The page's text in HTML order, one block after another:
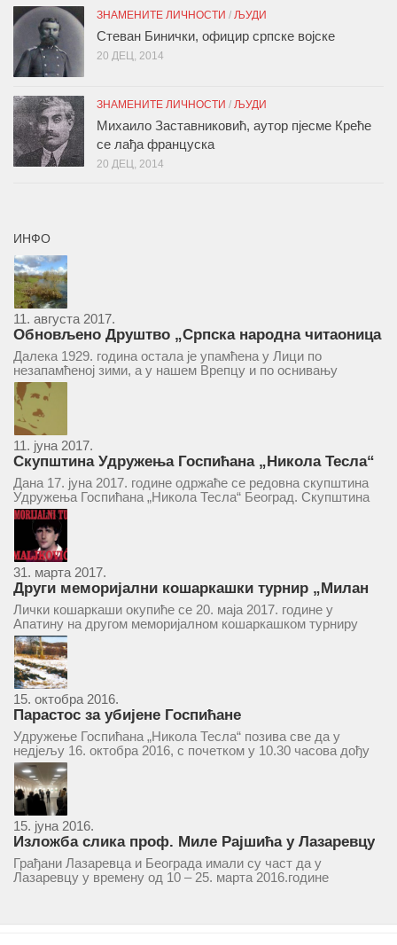
ЗНАМЕНИТЕ ЛИЧНОСТИ / ЉУДИ
Стеван Бинички, официр српске војске
20 ДЕЦ, 2014
ЗНАМЕНИТЕ ЛИЧНОСТИ / ЉУДИ
Михаило Заставниковић, аутор пјесме Креће
се лађа француска
20 ДЕЦ, 2014
ИНФО
11. августа 2017.
Обновљено Друштво „Српска народна читаоница
и књижница“ у Врепцу
Далека 1929. година остала је упамћена у Лици по
незапамћеној зими, а у нашем Врепцу и по оснивању
Друштва „Српска народна читаоница и књижница у
Врепцу“. Потакнути потребом за културним и духовним
уздизањем група...
11. јуна 2017.
Скупштина Удружења Госпићана „Никола Тесла“
у суботу 17. јуна 2017.
Дана 17. јуна 2017. године одржаће се редовна скупштина
Удружења Госпићана „Никола Тесла“ Београд. Скупштина
ће се одржати у простору ресторана „Тесла“, Савски трг бр.
9 Београд, у 11 часова. За Скупштину је предложен...
31. марта 2017.
Други меморијални кошаркашки турнир „Милан
Маљковић Маљак“ у Апатину 20. маја 2017.
Лички кошаркаши окупиће се 20. маја 2017. године у
Апатину на другом меморијалном кошаркашком турниру
„Милан Маљковић Маљак“. Као и прошле године,
учествоваће екипе Госпића, Личког Осика, Плашког, као и
комбинована екипа кошаркаша из...
15. октобра 2016.
Парастос за убијене Госпићане
Удружење Госпићана „Никола Тесла“ позива све да у
недјељу 16. октобра 2016, с почетком у 10.30 часова дођу
у цркву Светог оца Николаја у Борчи (Улица Вука Караџића
1), гдје ће бити служен парастос за...
15. јуна 2016.
Изложба слика проф. Миле Рајшића у Лазаревцу
Грађани Лазаревца и Београда имали су част да у
Лазаревцу у времену од 10 – 25. марта 2016.године